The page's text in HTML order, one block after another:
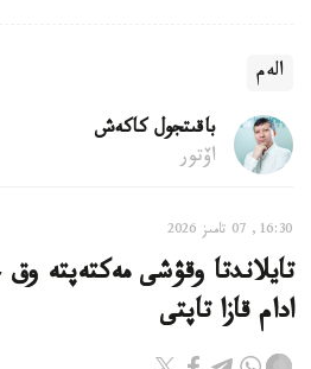
الەم
باقىتجول كاكەش
اۆتور
16:30, 07 تامىز 2026
تايلاندتا وقۋشى مەكتەپتە
ادام قازا تاپتى